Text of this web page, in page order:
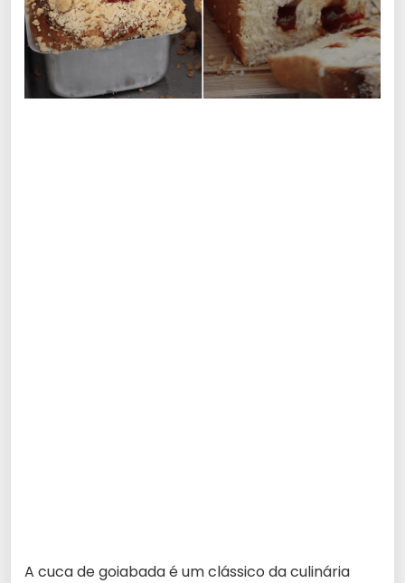
A cuca de goiabada é um clássico da culinária